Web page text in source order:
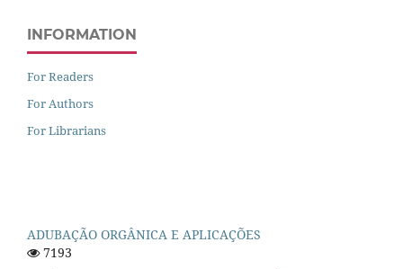
INFORMATION
For Readers
For Authors
For Librarians
ADUBAÇÃO ORGÂNICA E APLICAÇÕES
7193